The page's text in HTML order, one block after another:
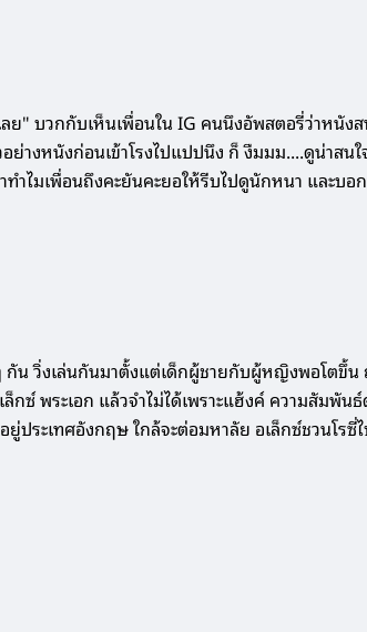
" บวกกับเห็นเพื่อนใน IG คนนึงอัพสตอรี่ว่าหนัง
างหนังก่อนเข้าโรงไปแปปนึง ก็ งืมมม....ดูน่า
ำไมเพื่อนถึงคะยันคะยอให้รีบไปดูนักหนา และบ
น วิ่งเล่นกันมาตั้งแต่เด็กผู้ชายกับผู้หญิงพอโต
กซ์ พระเอก แล้วจำไม่ได้เพราะแฮ้งค์ ความสัม
ประเทศอังกฤษ ใกล้จะต่อมหาลัย อเล็กซ์ชวนโร